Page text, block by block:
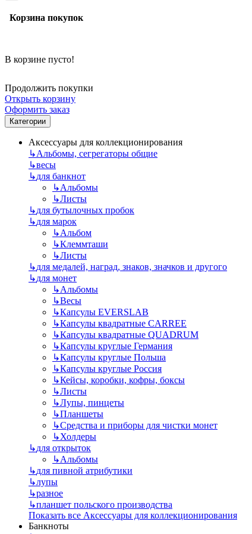
Корзина покупок
В корзине пусто!
Продолжить покупки
Открыть корзину
Оформить заказ
Категории
Аксессуары для коллекционирования
↳Альбомы, сегрегаторы общие
↳весы
↳для банкнот
↳Альбомы
↳Листы
↳для бутылочных пробок
↳для марок
↳Альбом
↳Клеммташи
↳Листы
↳для медалей, наград, знаков, значков и другого
↳для монет
↳Альбомы
↳Весы
↳Капсулы EVERSLAB
↳Капсулы квадратные CARREE
↳Капсулы квадратные QUADRUM
↳Капсулы круглые Германия
↳Капсулы круглые Польша
↳Капсулы круглые Россия
↳Кейсы, коробки, кофры, боксы
↳Листы
↳Лупы, пинцеты
↳Планшеты
↳Средства и приборы для чистки монет
↳Холдеры
↳для открыток
↳Альбомы
↳для пивной атрибутики
↳лупы
↳разное
↳планшет польского производства
Показать все Аксессуары для коллекционирования
Банкноты